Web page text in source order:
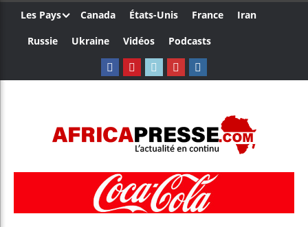
Les Pays Canada États-Unis France
Iran
Russie
Ukraine Vidéos Podcasts